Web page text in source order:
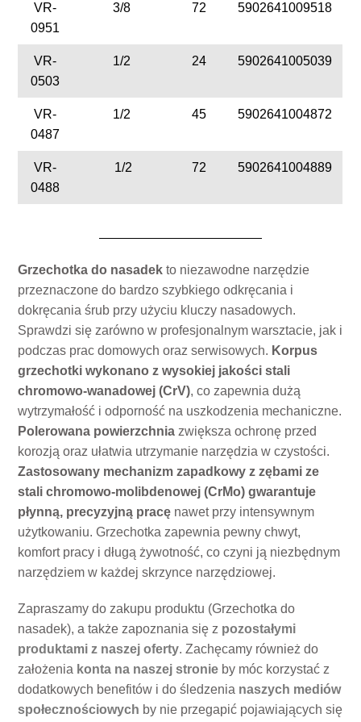
VR-
0951
3/8 72 5902641009518
VR-
0503
1/2 24 5902641005039
VR-
0487
1/2 45 5902641004872
VR-
0488
1/2 72 5902641004889
Grzechotka do nasadek to niezawodne narzędzie
przeznaczone do bardzo szybkiego odkręcania i
dokręcania śrub przy użyciu kluczy nasadowych.
Sprawdzi się zarówno w profesjonalnym warsztacie, jak i
podczas prac domowych oraz serwisowych. Korpus
grzechotki wykonano z wysokiej jakości stali
chromowo-wanadowej (CrV), co zapewnia dużą
wytrzymałość i odporność na uszkodzenia mechaniczne.
Polerowana powierzchnia zwiększa ochronę przed
korozją oraz ułatwia utrzymanie narzędzia w czystości.
Zastosowany mechanizm zapadkowy z zębami ze
stali chromowo-molibdenowej (CrMo) gwarantuje
płynną, precyzyjną pracę nawet przy intensywnym
użytkowaniu. Grzechotka zapewnia pewny chwyt,
komfort pracy i długą żywotność, co czyni ją niezbędnym
narzędziem w każdej skrzynce narzędziowej.
Zapraszamy do zakupu produktu (Grzechotka do
nasadek), a także zapoznania się z pozostałymi
produktami z naszej oferty. Zachęcamy również do
założenia konta na naszej stronie by móc korzystać z
dodatkowych benefitów i do śledzenia naszych mediów
społecznościowych by nie przegapić pojawiających się